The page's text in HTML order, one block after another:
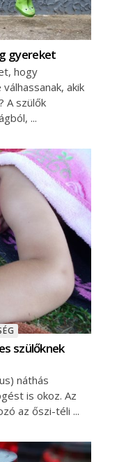
gyereket
hogy
akik
A szülők
szülőknek
náthás
is okoz. Az
az őszi-téli